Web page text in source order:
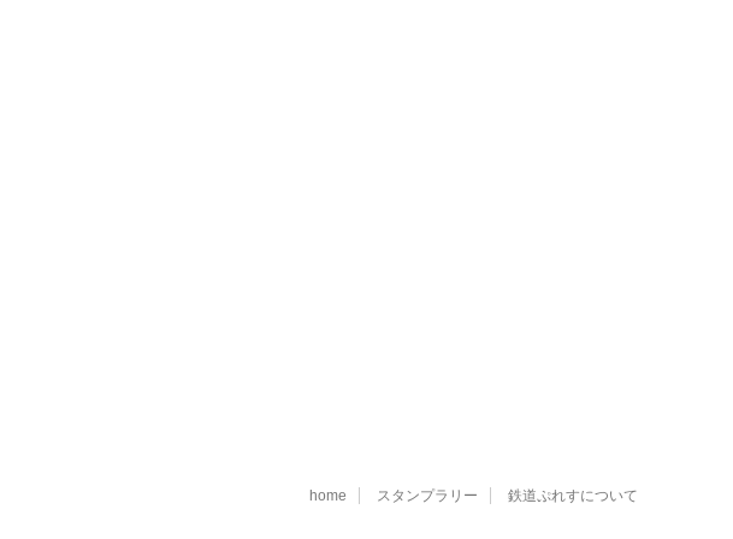
home スタンプラリー 鉄道ぷれすについて